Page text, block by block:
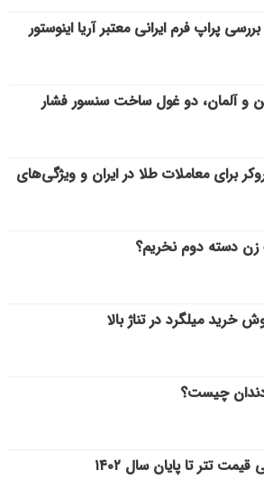
پراپ فرم ایرانی معتبر آریا اینوستور
و آلمان، دو غول ساخت سنسور فشار
برای معاملات طلا در ایران و ویژگی‌های
زن دسته دوم نخریم؟
خرید میلگرد در تناژ بالا
چیست؟
تتر تا پایان سال ۱۴۰۲